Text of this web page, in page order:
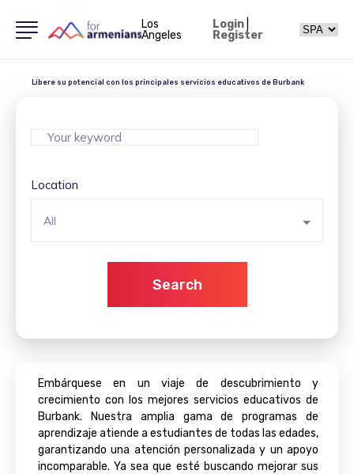
Los
Angeles
Login|
Register
Libere su potencial con los principales servicios educativos de Burbank
Location
All
Search
Embárquese en un viaje de descubrimiento y
crecimiento con los mejores servicios educativos de
Burbank. Nuestra amplia gama de programas de
aprendizaje atiende a estudiantes de todas las edades,
garantizando una atención personalizada y un apoyo
incomparable. Ya sea que esté buscando mejorar sus